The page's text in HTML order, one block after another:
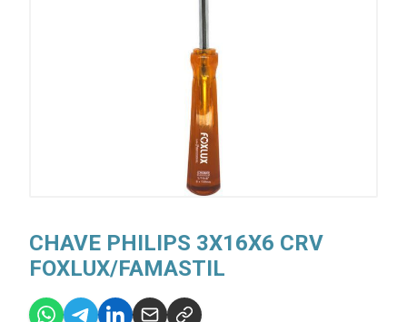
CHAVE PHILIPS 3X16X6 CRV
FOXLUX/FAMASTIL